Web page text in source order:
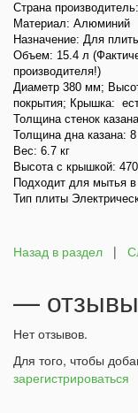
Страна
Материал: Алюминий
Назначение: Для
Объем: 15.4 л
производителя!)
Диаметр 380 мм;
покрытия; Крышка:
Толщина стенок
Толщина дна казана:
Вес: 6.7 кг
Высота с крышкой:
Подходит для мытья
Тип плиты
Назад в раздел |
— отзывы
Нет отзывов.
Для того, чтобы
зарегистрироваться